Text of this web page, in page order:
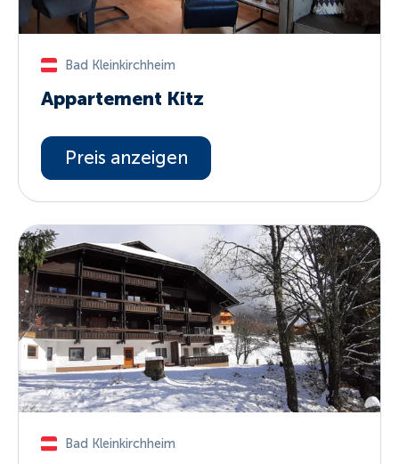
Bad Kleinkirchheim
Appartement Kitz
Preis anzeigen
Bad Kleinkirchheim